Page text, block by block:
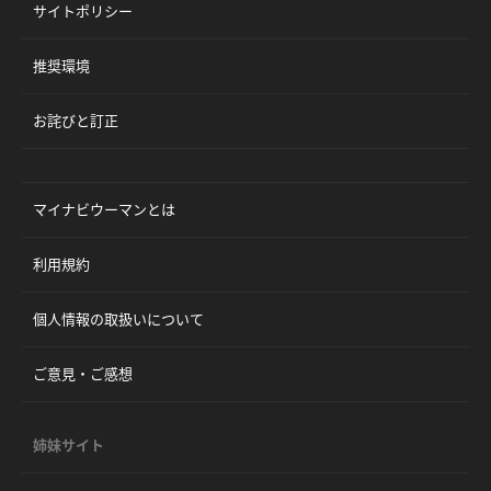
サイトポリシー
推奨環境
お詫びと訂正
マイナビウーマンとは
利用規約
個人情報の取扱いについて
ご意見・ご感想
姉妹サイト